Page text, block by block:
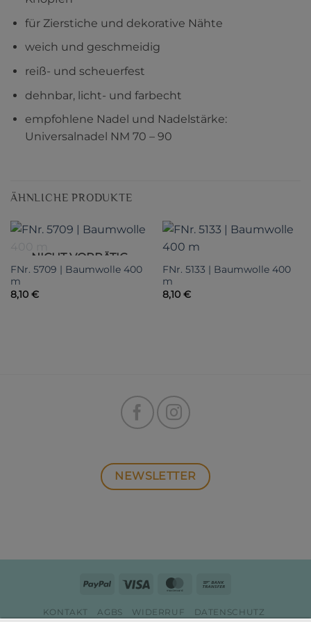
für Zierstiche und dekorative Nähte
weich und geschmeidig
reiß- und scheuerfest
dehnbar, licht- und farbecht
empfohlene Nadel und Nadelstärke:
Universalnadel NM 70 – 90
ÄHNLICHE PRODUKTE
NICHT VORRÄTIG
FNr. 5709 | Baumwolle 400
m
8,10 €
FNr. 5133 | Baumwolle 400
m
8,10 €
NEWSLETTER
PayPal Visa MasterCard
KONTAKT AGBS WIDERRUF
DATENSCHUTZ